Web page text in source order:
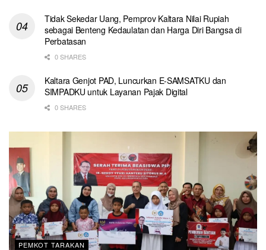
Tidak Sekedar Uang, Pemprov Kaltara Nilai Rupiah
sebagai Benteng Kedaulatan dan Harga Diri Bangsa di
Perbatasan
0 SHARES
Kaltara Genjot PAD, Luncurkan E-SAMSATKU dan
SIMPADKU untuk Layanan Pajak Digital
0 SHARES
PEMKOT TARAKAN